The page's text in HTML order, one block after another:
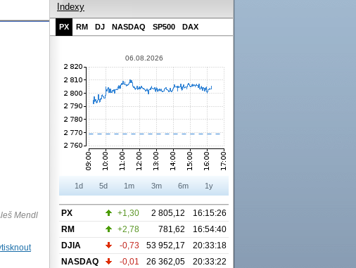
Mendl
Indexy
PX RM DJ NASDAQ SP500 DAX
06.08.2026
1d 5d 1m 3m 6m 1y
PX +1,30 2 805,12
16:15:26
RM
+2,78 781,62
16:54:40
DJIA
-0,73 53 952,17
20:33:18
NASDAQ
-0,01 26 362,05
20:33:22